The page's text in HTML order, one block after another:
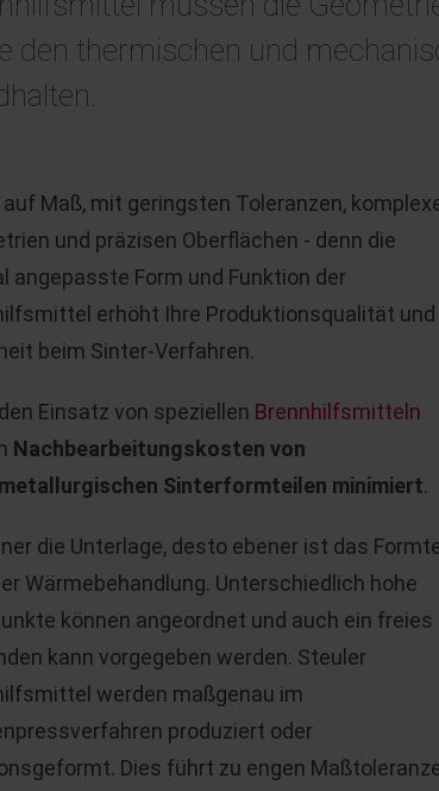
den thermischen und
auf Maß, mit geringsten Toleranzen,
und präzisen Oberflächen - denn die
angepasste Form und Funktion der
erhöht Ihre Produktionsqualität und
beim Sinter-Verfahren.
Einsatz von speziellen Brennhilfsmitteln
Nachbearbeitungskosten von
Sinterformteilen minimiert.
die Unterlage, desto ebener ist das
Wärmebehandlung. Unterschiedlich hohe
können angeordnet und auch ein freies
kann vorgegeben werden. Steuler
werden maßgenau im
produziert oder
Dies führt zu engen